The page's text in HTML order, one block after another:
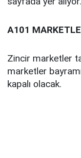
A101
Zincir marketler
marketler
kapalı olacak.